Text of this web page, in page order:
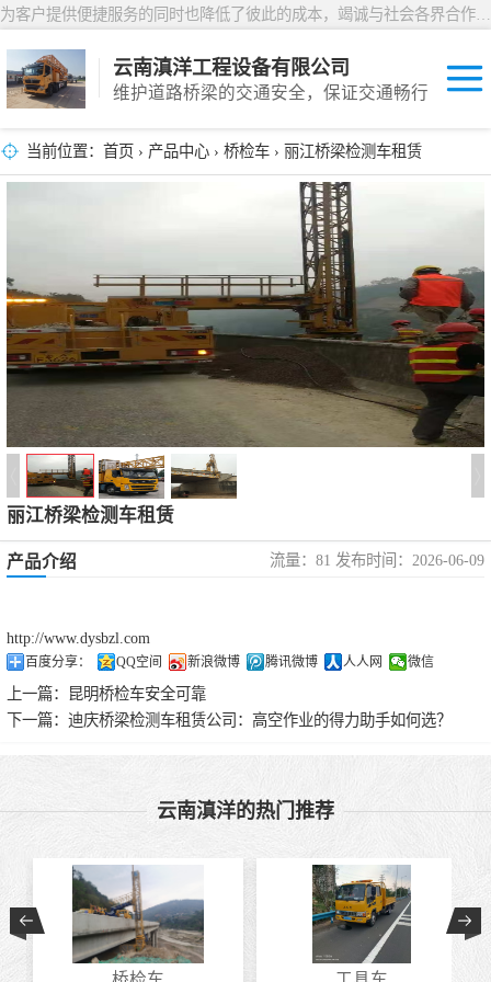
云南滇洋工程设备有限公司
维护道路桥梁的交通安全，保证交通畅行
当前位置： 首页 › 产品中心 › 桥检车 › 丽江桥梁检测车租赁
丽江桥梁检测车租赁
产品介绍 流量：81 发布时间：2026-06-09
http://www.dysbzl.com
百度分享： QQ空间 新浪微博 腾讯微博 人人网 微信
上一篇：
昆明桥检车安全可靠
下一篇： 迪庆桥梁检测车租赁公司：高空作业的得力助手如何选？
云南滇洋的热门推荐
桥检车
防撞缓冲车
预警车
工具车